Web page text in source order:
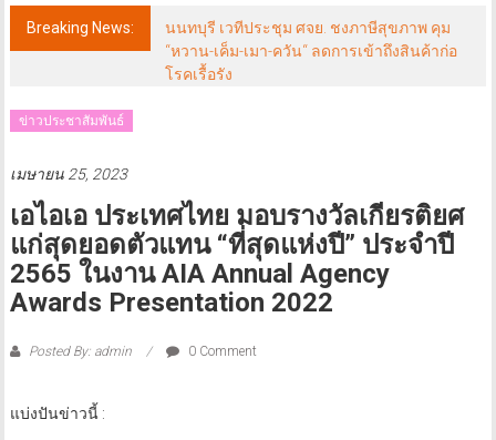
เซอร์
Breaking News:
นนทบุรี เวทีประชุม ศจย. ชงภาษีสุขภาพ คุม
“หวาน-เค็ม-เมา-ควัน“ ลดการเข้าถึงสินค้าก่อ
โรคเรื้อรัง
ข่าวประชาสัมพันธ์
เมษายน 25, 2023
เอไอเอ ประเทศไทย มอบรางวัลเกียรติยศ
แก่สุดยอดตัวแทน “ที่สุดแห่งปี” ประจำปี
2565 ในงาน AIA Annual Agency
Awards Presentation 2022
Posted By: admin 0 Comment
แบ่งปันข่าวนี้ :